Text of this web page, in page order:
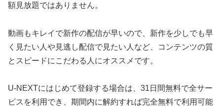
額見放題ではありません。
動画もキレイで新作の配信が早いので、新作を少しでも早
く見たい人や見逃し配信で見たい人など、コンテンツの質
とスピードにこだわる人にオススメです。
U-NEXTにはじめて登録する場合は、31日間無料で全サー
ビスを利用でき、期間内に解約すれば完全無料で利用可能